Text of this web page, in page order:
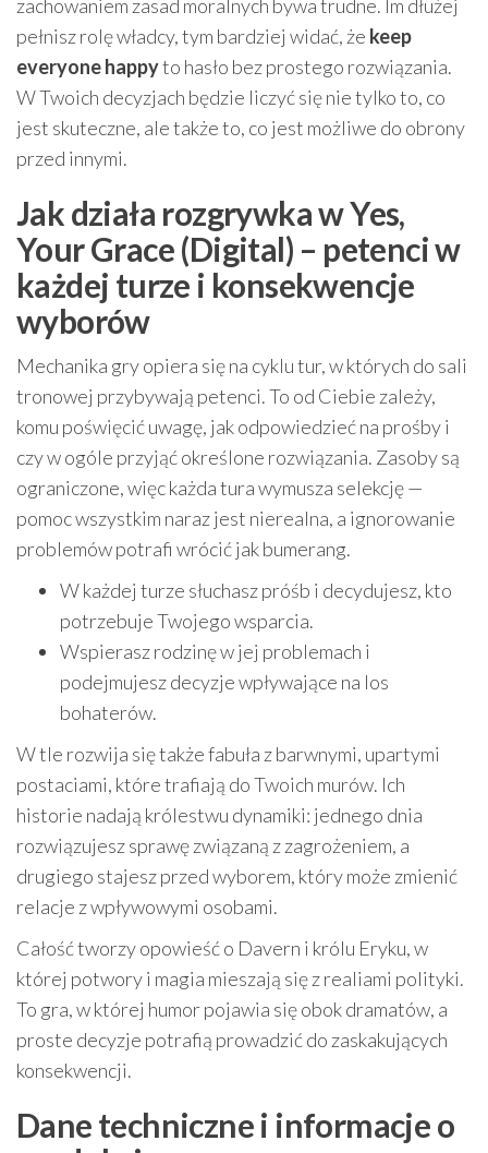
zachowaniem zasad moralnych bywa trudne. Im dłużej
pełnisz rolę władcy, tym bardziej widać, że keep
everyone happyto hasło bez prostego rozwiązania.
W Twoich decyzjach będzie liczyć się nie tylko to, co
jest skuteczne, ale także to, co jest możliwe do obrony
przed innymi.
Jak działa rozgrywka w Yes,
Your Grace (Digital) – petenci w
każdej turze i konsekwencje
wyborów
Mechanika gry opiera się na cyklu tur, w których do sali
tronowej przybywają petenci. To od Ciebie zależy,
komu poświęcić uwagę, jak odpowiedzieć na prośby i
czy w ogóle przyjąć określone rozwiązania. Zasoby są
ograniczone, więc każda tura wymusza selekcję —
pomoc wszystkim naraz jest nierealna, a ignorowanie
problemów potrafi wrócić jak bumerang.
W każdej turze słuchasz próśb i decydujesz, kto
potrzebuje Twojego wsparcia.
Wspierasz rodzinę w jej problemach i
podejmujesz decyzje wpływające na los
bohaterów.
W tle rozwija się także fabuła z barwnymi, upartymi
postaciami, które trafiają do Twoich murów. Ich
historie nadają królestwu dynamiki: jednego dnia
rozwiązujesz sprawę związaną z zagrożeniem, a
drugiego stajesz przed wyborem, który może zmienić
relacje z wpływowymi osobami.
Całość tworzy opowieść o Davern i królu Eryku, w
której potwory i magia mieszają się z realiami polityki.
To gra, w której humor pojawia się obok dramatów, a
proste decyzje potrafią prowadzić do zaskakujących
konsekwencji.
Dane techniczne i informacje o